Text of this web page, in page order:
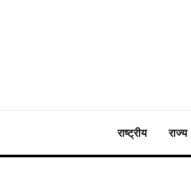
राष्ट्रीय राज्य